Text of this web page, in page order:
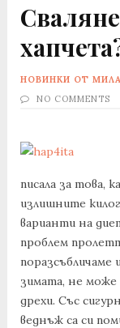
НОВИНКИ ОТ МИЛА
NO COMMENTS
писала за това,
излишните
варианти на
проблем
поразсъбличаме
зимата, не може
дрехи. Със
веднъж са си